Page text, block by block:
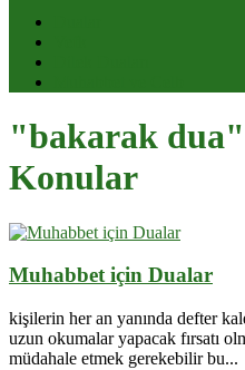
"bakarak
Konular
Muhabbet için Dualar
kişilerin her an yanında defter
uzun okumalar yapacak fırsatı
müdahale etmek gerekebilir bu...